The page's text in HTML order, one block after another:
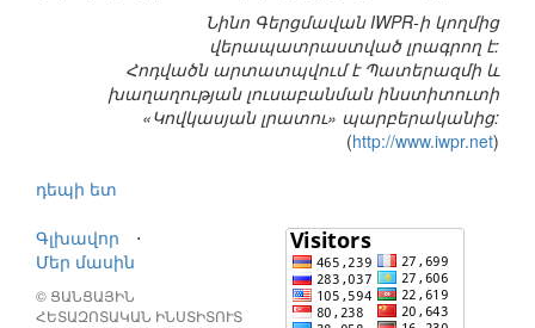
Նինո Գերցմավան IWPR-ի կողմից
վերապատրաստված լրագրող է:
Հոդվածն արտատպվում է Պատերազմի և
խաղաղության լուսաբանման ինստիտուտի
«Կովկասյան լրատու» պարբերականից:
(http://www.iwpr.net)
դեպի ետ
Գլխավոր
⋅
Մեր մասին
© ՑԱՆՑԱՅԻՆ
ՀԵՏԱԶՈՏԱԿԱՆ ԻՆՍՏԻՏՈՒՏ